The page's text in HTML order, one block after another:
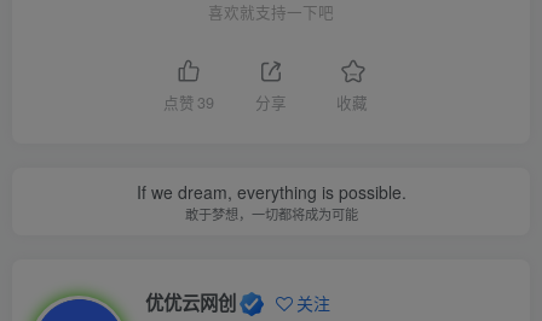
喜欢就支持一下吧
点赞 39 分享 收藏
If we dream, everything is possible.
敢于梦想，一切都将成为可能
优优云网创 关注